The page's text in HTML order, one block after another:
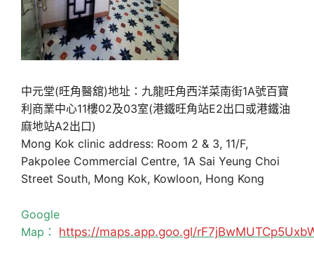
中元堂(旺角醫舘)地址：九龍旺角西洋菜南街1A號百寶
利商業中心11樓02及03室(港鐵旺角站E2出口或港鐵油
麻地站A2出口)
Mong Kok clinic address: Room 2 & 3, 11/F,
Pakpolee Commercial Centre, 1A Sai Yeung Choi
Street South, Mong Kok, Kowloon, Hong Kong
Google
Map： https://maps.app.goo.gl/